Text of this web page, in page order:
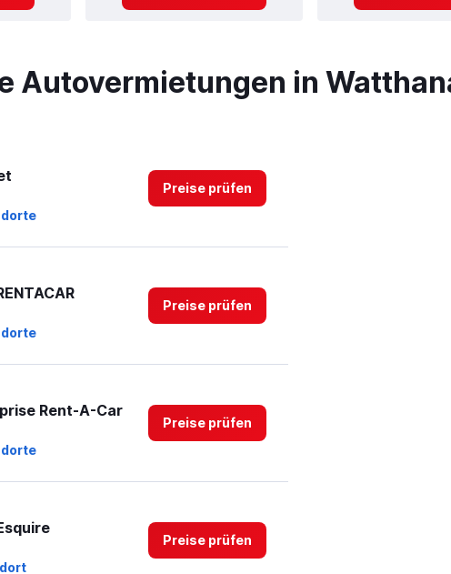
Autovermietungen in
Preise prüfen
Preise prüfen
Rent-A-Car
Preise prüfen
Preise prüfen